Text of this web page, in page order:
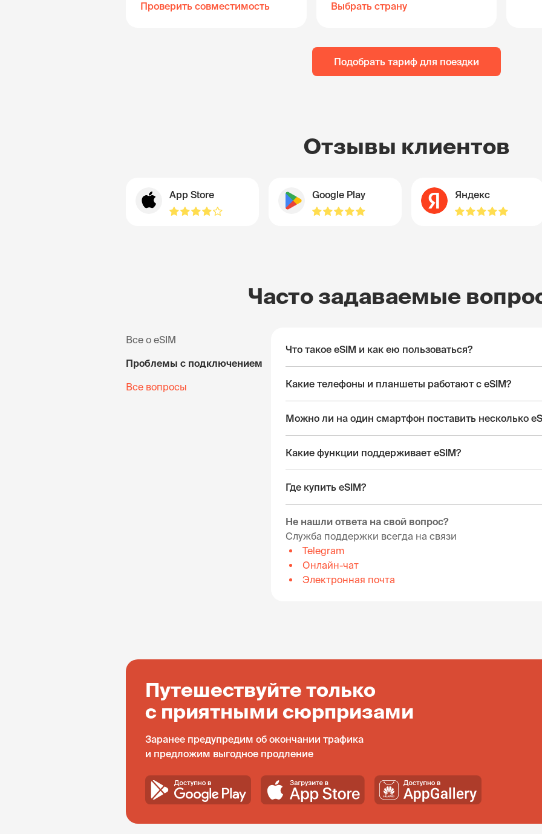
Проверить совместимость Выбрать страну
Подобрать тариф для поездки
Отзывы клиентов
App Store Google Play Яндекс
Часто задаваемые
Все о eSIM
Проблемы с подключением
Все вопросы
Что такое eSIM и как ею пользоваться?
Какие телефоны и планшеты работают с eSIM?
Можно ли на один смартфон поставить несколько
Какие функции поддерживает eSIM?
Где купить eSIM?
Не нашли ответа на свой вопрос?
Служба поддержки всегда на связи
Telegram
Онлайн-чат
Электронная почта
Путешествуйте только
с приятными сюрпризами
Заранее предупредим об окончании трафика
и предложим выгодное продление